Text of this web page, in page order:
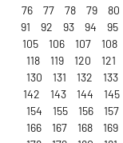
76
77 78 79 80
91
92 93 94 95
105
106 107 108
118
119 120 121
130
131 132 133
142
143 144 145
154
155 156 157
166
167 168 169